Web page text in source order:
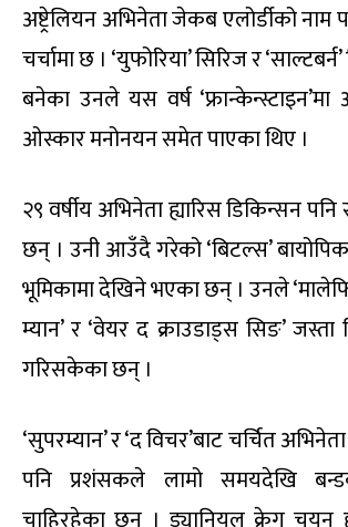
अष्ट्रेलियन अभिनेता जेकब एलोर्डीको नाम
चर्चामा छ । ‘युफोरिया’ सिरिज र
बनेका उनले यस वर्ष
ओस्कार मनोनयन समेत पाएका थिए ।
२९ वर्षीय अभिनेता ह्यारिस डिकिन्सन
छन् । उनी आउँदै गरेको ‘बिटल्स’
भूमिकामा देखिने भएका छन् । उनले
म्यान’ र ‘वेयर द क्राउडाड्स सिङ’
गरिसकेका छन् ।
‘सुपरम्यान’ र ‘द विचर’बाट चर्चित
पनि प्रशंसकले लामो समयदेखि